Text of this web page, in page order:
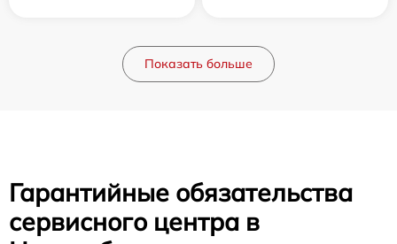
Показать больше
Гарантийные обязательства
сервисного центра в